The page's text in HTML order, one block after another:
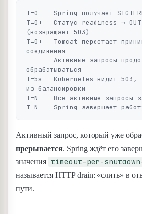
T=0    Spring получает
T=0+   Статус readiness →
(возвращает 503)
T=0+   Tomcat перестаёт
соединения
обрабатываться
T=5s   Kubernetes видит 503,
из балансировки
T=N    Все активные запросы
Активный запрос, который уже
прерывается. Spring ждёт его
значения
timeout-per-
называется HTTP drain: «слить» в
пути.